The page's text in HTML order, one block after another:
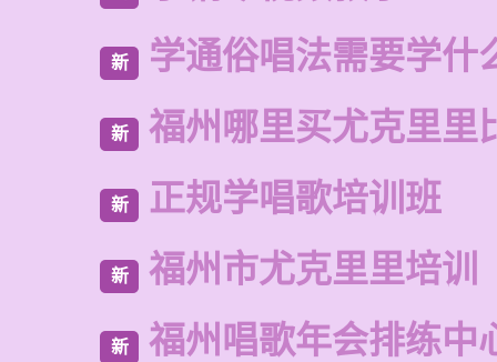
新 学通俗唱法需要学什
新 福州哪里买尤克里里
新 正规学唱歌培训班
新 福州市尤克里里培训
新 福州唱歌年会排练中